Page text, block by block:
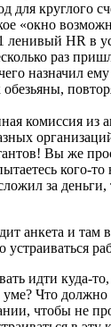
для круглого
«окно
ленивый HR в
раз
назначил ему
обезьяны,
комиссия из
Вы же
за деньги,
анкета и
устраиваться
идти
Что должно
чтобы не